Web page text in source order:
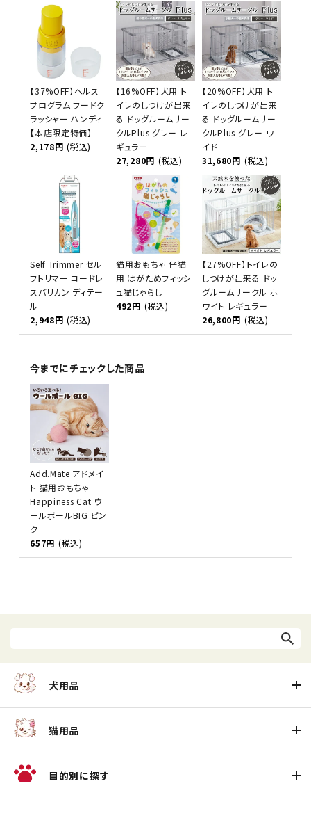
【37%OFF】ヘルス
プログラム フードク
ラッシャー ハンディ
【本店限定特価】
2,178円 (税込)
【16%OFF】犬用 ト
イレのしつけが出来
る ドッグルームサー
クルPlus グレー レ
ギュラー
27,280円 (税込)
【20%OFF】犬用 ト
イレのしつけが出来
る ドッグルームサー
クルPlus グレー ワ
イド
31,680円 (税込)
Self Trimmer セル
フトリマー コードレ
スバリカン ディテー
ル
2,948円 (税込)
猫用おもちゃ 仔猫
用 はがためフィッシ
ュ猫じゃらし
492円 (税込)
【27%OFF】トイレの
しつけが出来る ドッ
グルームサークル ホ
ワイト レギュラー
26,800円 (税込)
今までにチェックした商品
Add.Mate アドメイ
ト 猫用おもちゃ
Happiness Cat ウ
ールボールBIG ピン
ク
657円 (税込)
犬用品
猫用品
目的別に探す